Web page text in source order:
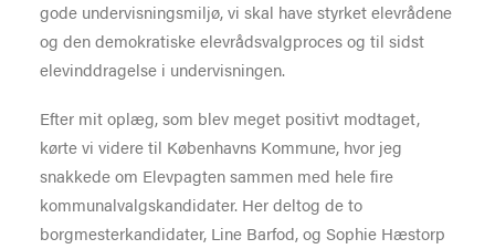
gode undervisningsmiljø, vi skal have styrket elevrådene
og den demokratiske elevrådsvalgproces og til sidst
elevinddragelse i undervisningen.
Efter mit oplæg, som blev meget positivt modtaget,
kørte vi videre til Københavns Kommune, hvor jeg
snakkede om Elevpagten sammen med hele fire
kommunalvalgskandidater. Her deltog de to
borgmesterkandidater, Line Barfod, og Sophie Hæstorp